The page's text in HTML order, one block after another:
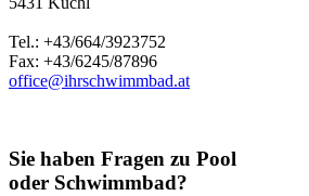
Tel.: +43/664/3923752
Fax: +43/6245/87896
office@ihrschwimmbad.at
Sie haben Fragen zu Pool
oder Schwimmbad?